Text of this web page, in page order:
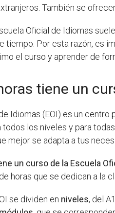
También se
Oficial de Idiomas
tiempo. Por esta razón, es
el curso y aprender de
tiene un
Idiomas (EOI) es un
todos los niveles y para
mejor se adapta a tus
un curso de la Escuela
horas que se dedican a la
se dividen en niveles, del